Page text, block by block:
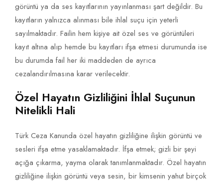
görüntü ya da ses kayıtlarının yayınlanması şart değildir. Bu
kayıtların yalnızca alınması bile ihlal suçu için yeterli
sayılmaktadır. Failin hem kişiye ait özel ses ve görüntüleri
kayıt altına alıp hemde bu kayıtları ifşa etmesi durumunda ise
bu durumda fail her iki maddeden de ayrıca
cezalandırılmasına karar verilecektir.
Özel Hayatın Gizliliğini İhlal Suçunun
Nitelikli Hali
Türk Ceza Kanunda özel hayatın gizliliğine ilişkin görüntü ve
sesleri ifşa etme yasaklamaktadır. İfşa etmek; gizli bir şeyi
açığa çıkarma, yayma olarak tanımlanmaktadır. Özel hayatın
gizliliğine ilişkin görüntü veya sesin, bir kimsenin yahut birçok